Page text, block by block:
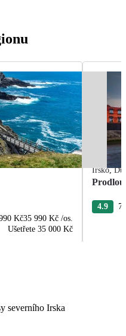
Kč35 990 Kč /os.
Ušetřete 35 000 Kč
Irsko,
4.9
severního Irska